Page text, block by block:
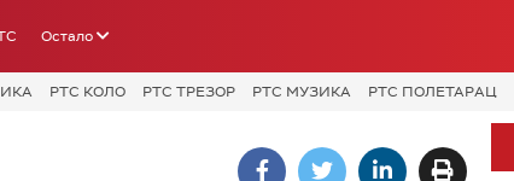
Остало
РТС КОЛО РТС ТРЕЗОР РТС МУЗИКА РТС ПОЛЕТАРАЦ